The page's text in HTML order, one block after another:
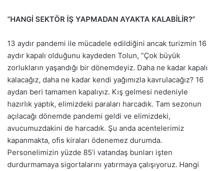
“HANGİ SEKTÖR İŞ YAPMADAN AYAKTA KALABİLİR?”
13 aydır pandemi ile mücadele edildiğini ancak turizmin 16
aydır kapalı olduğunu kaydeden Tolun, “Çok büyük
zorlukların yaşandığı bir dönemdeyiz. Daha ne kadar kapalı
kalacağız, daha ne kadar kendi yağımızla kavrulacağız? 16
aydan beri tamamen kapalıyız. Kış gelmesi nedeniyle
hazırlık yaptık, elimizdeki paraları harcadık. Tam sezonun
açılacağı dönemde pandemi geldi ve elimizdeki,
avucumuzdakini de harcadık. Şu anda acentelerimiz
kapanmakta, ofis kiraları ödenemez durumda.
Personelimizin yüzde 85’i vatandaş bunları işten
durdurmamaya sigortalarını yatırmaya çalışıyoruz. Hangi